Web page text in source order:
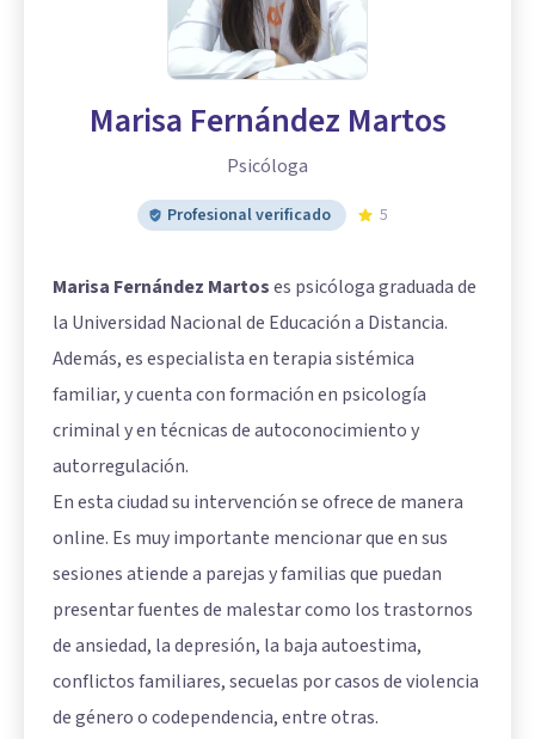
Marisa Fernández Martos
Psicóloga
Profesional verificado 5
Marisa Fernández Martoses psicóloga graduada de
la Universidad Nacional de Educación a Distancia.
Además, es especialista en terapia sistémica
familiar, y cuenta con formación en psicología
criminal y en técnicas de autoconocimiento y
autorregulación.
En esta ciudad su intervención se ofrece de manera
online. Es muy importante mencionar que en sus
sesiones atiende a parejas y familias que puedan
presentar fuentes de malestar como los trastornos
de ansiedad, la depresión, la baja autoestima,
conflictos familiares, secuelas por casos de violencia
de género o codependencia, entre otras.